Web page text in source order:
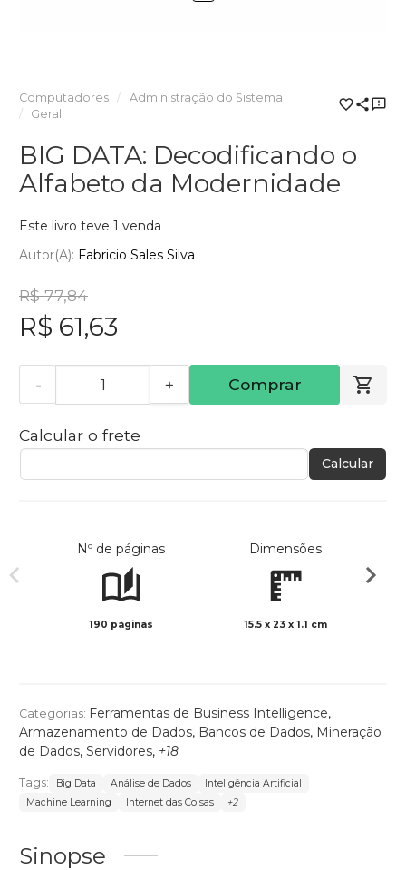
Computadores
Administração do Sistema
Geral
BIG DATA: Decodificando o
Alfabeto da Modernidade
Este livro teve 1 venda
Autor(a): Fabricio Sales Silva
R$ 77,84
R$ 61,63
- + Comprar
Calcular o frete
Calcular
Nº de páginas
190 páginas
Dimensões
15.5 x 23 x 1.1 cm
Categorias: Ferramentas de Business Intelligence,
Armazenamento de Dados, Bancos de Dados, Mineração
de Dados, Servidores, +18
Tags: Big Data Análise de Dados
Inteligência Artificial
Machine Learning
Internet das Coisas +2
Sinopse